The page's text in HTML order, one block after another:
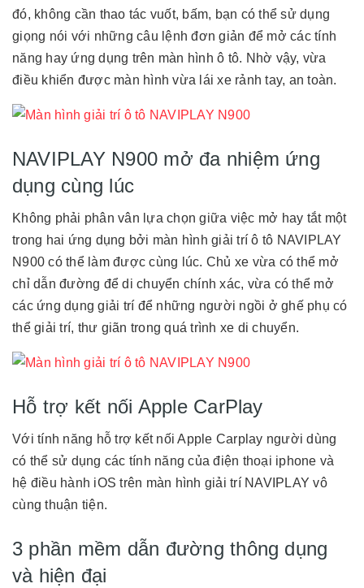
đó, không cần thao tác vuốt, bấm, bạn có thể sử dụng
giọng nói với những câu lệnh đơn giản để mở các tính
năng hay ứng dụng trên màn hình ô tô. Nhờ vậy, vừa
điều khiển được màn hình vừa lái xe rảnh tay, an toàn.
NAVIPLAY N900 mở đa nhiệm ứng
dụng cùng lúc
Không phải phân vân lựa chọn giữa việc mở hay tắt một
trong hai ứng dụng bởi màn hình giải trí ô tô NAVIPLAY
N900 có thể làm được cùng lúc. Chủ xe vừa có thể mở
chỉ dẫn đường để di chuyển chính xác, vừa có thể mở
các ứng dụng giải trí để những người ngồi ở ghế phụ có
thể giải trí, thư giãn trong quá trình xe di chuyển.
Hỗ trợ kết nối Apple CarPlay
Với tính năng hỗ trợ kết nối Apple Carplay người dùng
có thể sử dụng các tính năng của điện thoại iphone và
hệ điều hành iOS trên màn hình giải trí NAVIPLAY vô
cùng thuận tiện.
3 phần mềm dẫn đường thông dụng
và hiện đại